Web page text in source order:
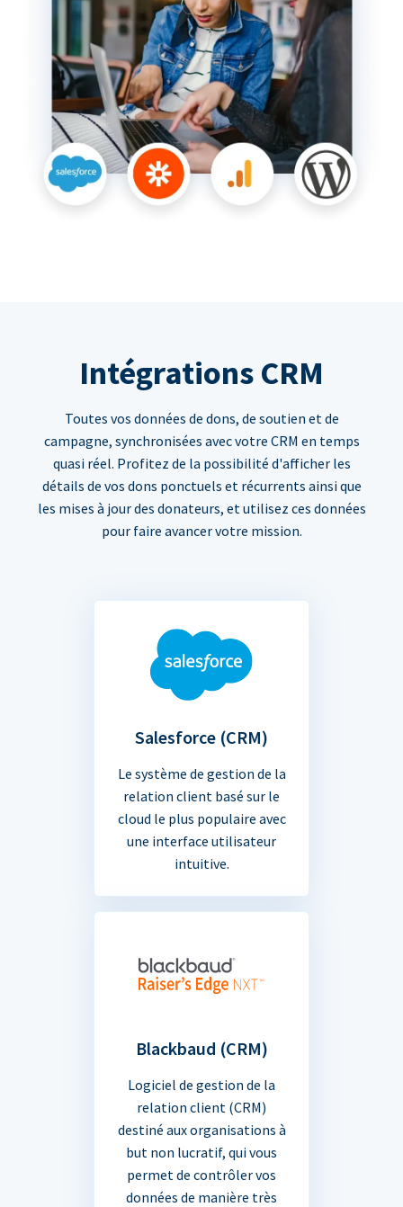
Intégrations CRM
Toutes vos données de dons, de soutien et de
campagne, synchronisées avec votre CRM en temps
quasi réel. Profitez de la possibilité d'afficher les
détails de vos dons ponctuels et récurrents ainsi que
les mises à jour des donateurs, et utilisez ces données
pour faire avancer votre mission.
Salesforce (CRM)
Le système de gestion de la
relation client basé sur le
cloud le plus populaire avec
une interface utilisateur
intuitive.
Blackbaud (CRM)
Logiciel de gestion de la
relation client (CRM)
destiné aux organisations à
but non lucratif, qui vous
permet de contrôler vos
données de manière très